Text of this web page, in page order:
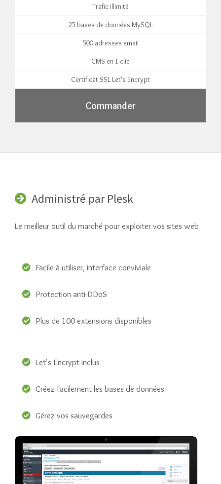
Trafic illimité
25 bases de données MySQL
500 adresses email
CMS en 1-clic
Certificat SSL Let's Encrypt
Commander
Administré par Plesk
Le meilleur outil du marché pour exploiter vos sites web
Facile à utiliser, interface conviviale
Protection anti-DDoS
Plus de 100 extensions disponibles
Let's Encrypt inclus
Créez facilement les bases de données
Gérez vos sauvegardes